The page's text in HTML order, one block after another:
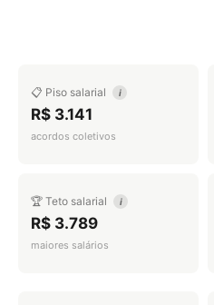
📋 Piso salarial i
R$ 3.141
acordos coletivos
🏆 Teto salarial i
R$ 3.789
maiores salários